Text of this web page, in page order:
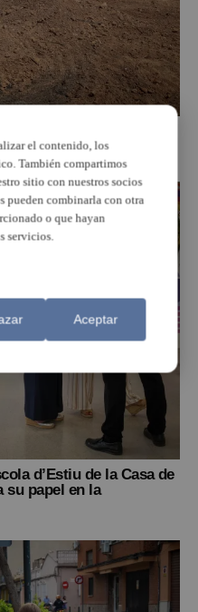
Pump Track al Mas del
d’Estiu de la Casa de
su papel en la
el contenido, los
También compartimos
sitio con nuestros socios
pueden combinarla con otra
o que hayan
servicios.
Aceptar